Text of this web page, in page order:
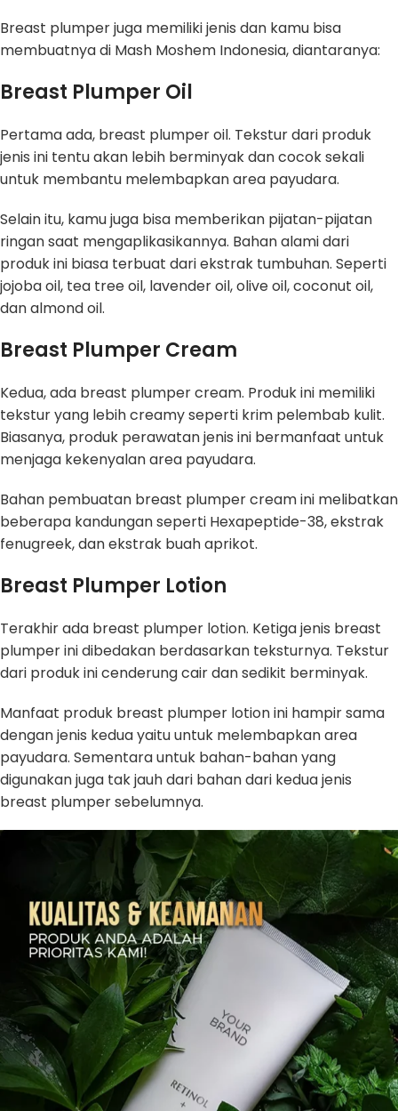
Breast plumper juga memiliki jenis dan kamu bisa
membuatnya di Mash Moshem Indonesia, diantaranya:
Breast Plumper Oil
Pertama ada, breast plumper oil. Tekstur dari produk
jenis ini tentu akan lebih berminyak dan cocok sekali
untuk membantu melembapkan area payudara.
Selain itu, kamu juga bisa memberikan pijatan-pijatan
ringan saat mengaplikasikannya. Bahan alami dari
produk ini biasa terbuat dari ekstrak tumbuhan. Seperti
jojoba oil, tea tree oil, lavender oil, olive oil, coconut oil,
dan almond oil.
Breast Plumper Cream
Kedua, ada breast plumper cream. Produk ini memiliki
tekstur yang lebih creamy seperti krim pelembab kulit.
Biasanya, produk perawatan jenis ini bermanfaat untuk
menjaga kekenyalan area payudara.
Bahan pembuatan breast plumper cream ini melibatkan
beberapa kandungan seperti Hexapeptide-38, ekstrak
fenugreek, dan ekstrak buah aprikot.
Breast Plumper Lotion
Terakhir ada breast plumper lotion. Ketiga jenis breast
plumper ini dibedakan berdasarkan teksturnya. Tekstur
dari produk ini cenderung cair dan sedikit berminyak.
Manfaat produk breast plumper lotion ini hampir sama
dengan jenis kedua yaitu untuk melembapkan area
payudara. Sementara untuk bahan-bahan yang
digunakan juga tak jauh dari bahan dari kedua jenis
breast plumper sebelumnya.